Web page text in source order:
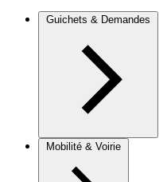
Guichets & Demandes
Mobilité & Voirie